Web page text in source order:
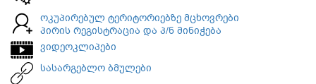
ოკუპირებულ ტერიტორიებზე მცხოვრები
პირის რეგისტრაცია და პ/ნ მინიჭება
ვიდეოკლიპები
სასარგებლო ბმულები